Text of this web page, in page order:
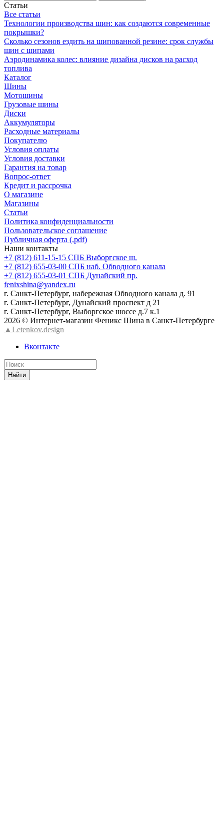
Статьи
Все статьи
Технологии производства шин: как создаются современные
покрышки?
Сколько сезонов ездить на шипованной резине: срок службы
шин с шипами
Аэродинамика колес: влияние дизайна дисков на расход
топлива
Каталог
Шины
Мотошины
Грузовые шины
Диски
Аккумуляторы
Расходные материалы
Покупателю
Условия оплаты
Условия доставки
Гарантия на товар
Вопрос-ответ
Кредит и рассрочка
О магазине
Магазины
Статьи
Политика конфиденциальности
Пользовательское соглашение
Публичная оферта (.pdf)
Наши контакты
+7 (812) 611-15-15 СПБ Выборгское ш.
+7 (812) 655-03-00 СПБ наб. Обводного канала
+7 (812) 655-03-01 СПБ Дунайский пр.
fenixshina@yandex.ru
г. Санкт-Петербург, набережная Обводного канала д. 91
г. Санкт-Петербург, Дунайский проспект д 21
г. Санкт-Петербург, Выборгское шоссе д.7 к.1
2026 © Интернет-магазин Феникс Шина в Санкт-Петербурге
▲Letenkov.design
Вконтакте
Найти